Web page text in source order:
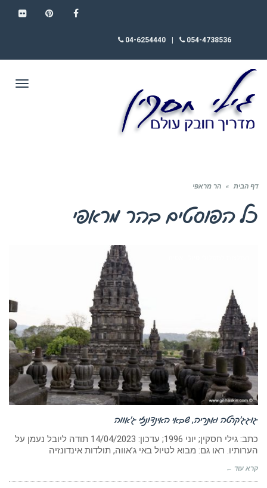
054-4738536
04-6254440
דף הבית » הר מראפי
כל הפוסטים בהר מראפי
גוגג’קרטה ואתריה, שבאי האינדונזי ג’אווה
כתב: גילי חסקין; יוני 1996; עדכון: ‏14/04/2023 תודה ליובל נעמן על
הערותיו. ראו גם: מבוא לטיול באי ג’אווה, תולדות אינדונזיה
קרא עוד ←